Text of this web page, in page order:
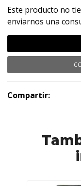
Este producto no
enviarnos una
Compartir: